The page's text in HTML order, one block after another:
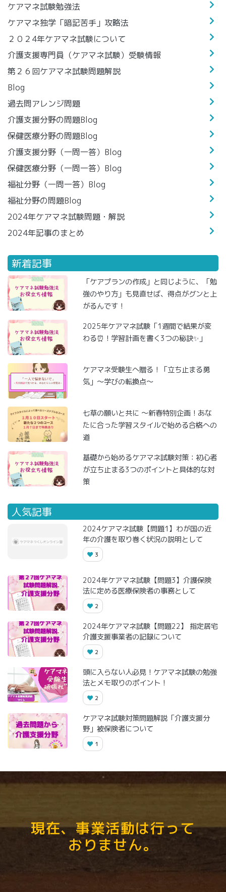
ケアマネ試験勉強法
ケアマネ独学「暗記苦手」攻略法
２０２4年ケアマネ試験について
介護支援専門員（ケアマネ試験）受験情報
第２６回ケアマネ試験問題解説
Blog
過去問アレンジ問題
介護支援分野の問題Blog
保健医療分野の問題Blog
介護支援分野（一問一答）Blog
保健医療分野（一問一答）Blog
福祉分野（一問一答）Blog
福祉分野の問題Blog
2024年ケアマネ試験問題・解説
2024年記事のまとめ
新着記事
「ケアプランの作成」と同じように、「勉
強のやり方」も見直せば、得点がグンと上
がるんです！
2025年ケアマネ試験「1週間で結果が変
わる⏰！学習計画を書く3つの秘訣✨」
ケアマネ受験生へ贈る！「立ち止まる勇
気」～学びの転換点～
七草の願いと共に ～新春特別企画！あな
たに合った学習スタイルで始める合格への
道
基礎から始めるケアマネ試験対策：初心者
が立ち止まる3つのポイントと具体的な対
策
人気記事
2024ケアマネ試験【問題1】わが国の近
年の介護を取り巻く状況の説明として
3
2024年ケアマネ試験【問題3】介護保険
法に定める医療保険者の事務として
2
2024年ケアマネ試験【問題22】 指定居宅
介護支援事業者の記録について
2
頭に入らない人必見！ケアマネ試験の勉強
法とメモ取りのポイント！
2
ケアマネ試験対策問題解説「介護支援分
野」被保険者について
1
現在、事業活動は行って
おりません。